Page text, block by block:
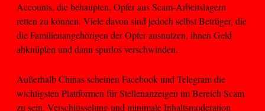
Accounts, die behaupten, Opfer aus Scam-Arbeitslagern
retten zu können. Viele davon sind jedoch selbst Betrüger, die
die Familienangehörigen der Opfer ausnutzen, ihnen Geld
abknüpfen und dann spurlos verschwinden.
Außerhalb Chinas scheinen Facebook und Telegram die
wichtigsten Plattformen für Stellenanzeigen im Bereich Scam
zu sein. Verschlüsselung und minimale Inhaltsmoderation